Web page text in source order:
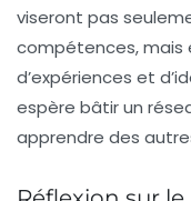
viseront pas
compétences, mais
d’expériences et
espère bâtir un
apprendre des